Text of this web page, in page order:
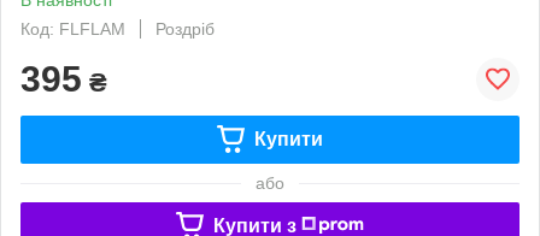
Код: FLFLAM
Роздріб
395 ₴
Купити
або
Купити з